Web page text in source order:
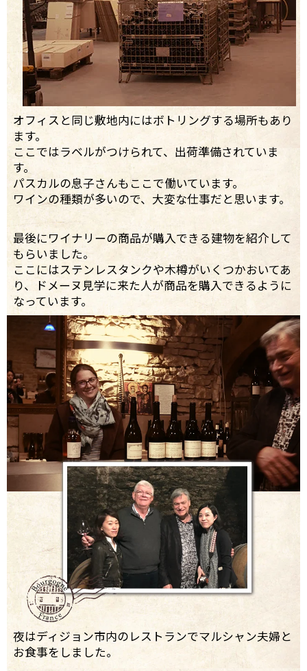
オフィスと同じ敷地内にはボトリングする場所もあり
ます。
ここではラベルがつけられて、出荷準備されていま
す。
パスカルの息子さんもここで働いています。
ワインの種類が多いので、大変な仕事だと思います。
最後にワイナリーの商品が購入できる建物を紹介して
もらいました。
ここにはステンレスタンクや木樽がいくつかおいてあ
り、ドメーヌ見学に来た人が商品を購入できるように
なっています。
夜はディジョン市内のレストランでマルシャン夫婦と
お食事をしました。